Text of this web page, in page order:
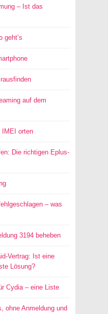
– Ist das
geht’s
auf dem
IMEI orten
Die richtigen Eplus-
– was
3194 beheben
Vertrag: Ist eine
Lösung?
Cydia – eine Liste
ohne Anmeldung und